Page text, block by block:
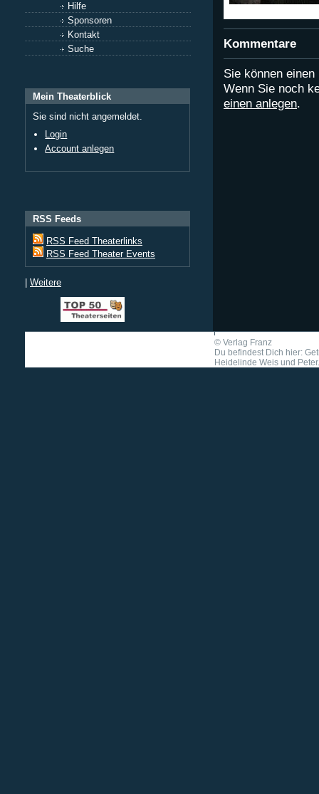
Hilfe
Sponsoren
Kontakt
Suche
Mein Theaterblick
Sie sind nicht angemeldet.
Login
Account anlegen
RSS Feeds
RSS Feed Theaterlinks
RSS Feed Theater Events
| Weitere
Kommentare
Sie können
Wenn Sie noch
einen anlegen.
© Verlag Franz
Du befindest Dich hier:
Heidelinde Weis und